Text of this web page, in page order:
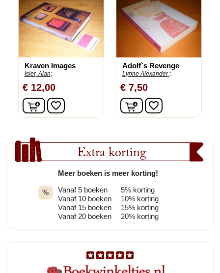
Extra korting
%
Meer boeken is meer korting!
Vanaf 5 boeken
Vanaf 10 boeken
Vanaf 15 boeken
Vanaf 20 boeken
5% korting
10% korting
15% korting
20% korting
Kraven Images
Isler, Alan;
€ 12,00
In winkelwagen
favorite_border
Adolf`s Revenge
Lynne Alexander ;
€ 7,50
In winkelwagen
favorite_border